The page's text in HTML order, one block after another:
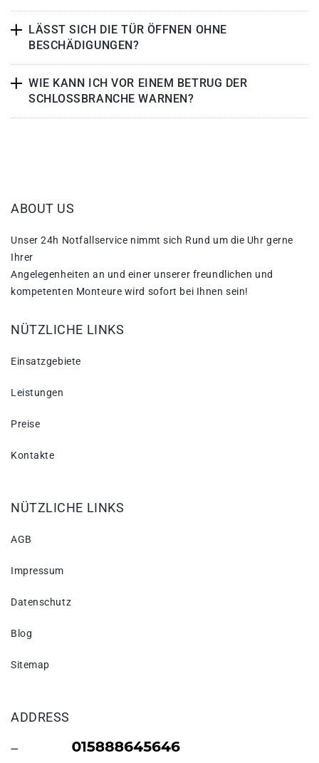
LÄSST SICH DIE TÜR ÖFFNEN OHNE
BESCHÄDIGUNGEN?
WIE KANN ICH VOR EINEM BETRUG DER
SCHLOSSBRANCHE WARNEN?
ABOUT US
Unser 24h Notfallservice nimmt sich Rund um die Uhr gerne
Ihrer
Angelegenheiten an und einer unserer freundlichen und
kompetenten Monteure wird sofort bei Ihnen sein!
NÜTZLICHE LINKS
Einsatzgebiete
Leistungen
Preise
Kontakte
NÜTZLICHE LINKS
AGB
Impressum
Datenschutz
Blog
Sitemap
ADDRESS